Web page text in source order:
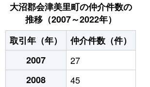
大沼郡会津美里町の仲介件数の
推移（2007～2022年）
取引年（年）
仲介件数（件）
2007
27
2008
45